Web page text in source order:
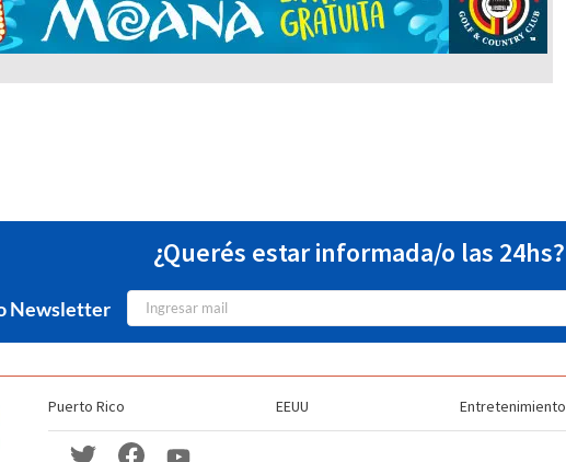
¿Querés estar informada/o las 24hs?
Newsletter
Puerto Rico EEUU Entretenimiento